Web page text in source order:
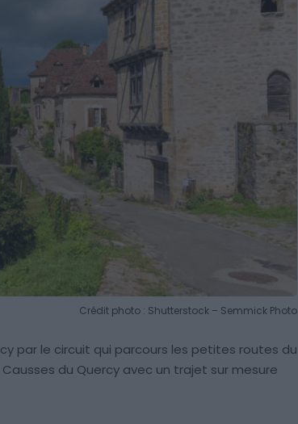
Crédit photo : Shutterstock – Semmick Photo
par le circuit qui parcours les petites routes du
du Quercy avec un trajet sur mesure